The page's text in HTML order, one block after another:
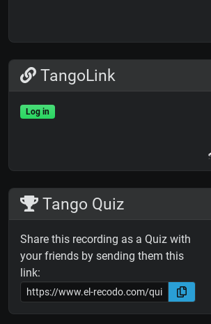
TangoLink
Log in
Tango Quiz
Share this recording as a Quiz with
your friends by sending them this
link: